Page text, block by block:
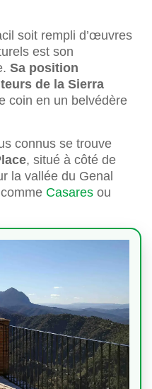
soit rempli d’œuvres
est son
Sa position
de la Sierra
coin en un belvédère
connus se trouve
, situé à côté de
la vallée du Genal
Casares ou